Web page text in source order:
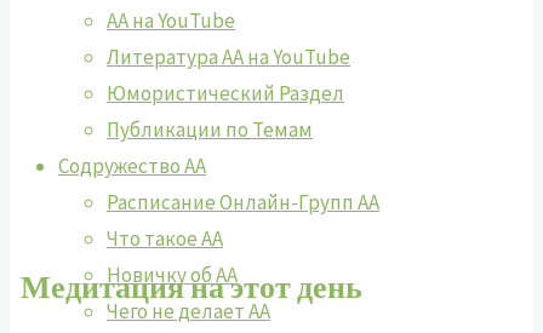
АA на YouTube
Литература АА на YouTube
Юмористический Раздел
Публикации по Темам
Содружество АА
Расписание Онлайн-Групп АА
Что такое АА
Новичку об АА
Чего не делает АА
Медитация на этот день